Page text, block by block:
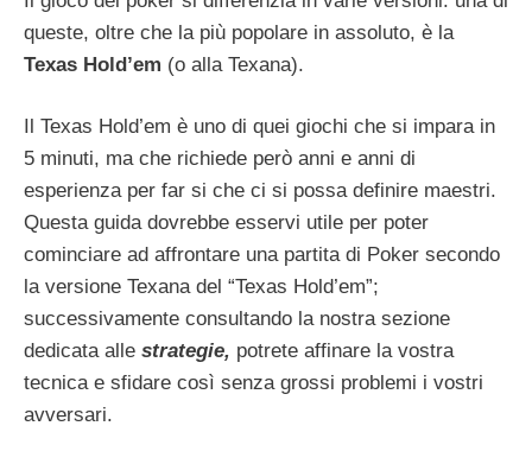
queste, oltre che la più popolare in assoluto, è la
Texas Hold’em (o alla Texana).
Il Texas Hold’em è uno di quei giochi che si impara in
5 minuti, ma che richiede però anni e anni di
esperienza per far si che ci si possa definire maestri.
Questa guida dovrebbe esservi utile per poter
cominciare ad affrontare una partita di Poker secondo
la versione Texana del “Texas Hold’em”;
successivamente consultando la nostra sezione
dedicata alle strategie, potrete affinare la vostra
tecnica e sfidare così senza grossi problemi i vostri
avversari.